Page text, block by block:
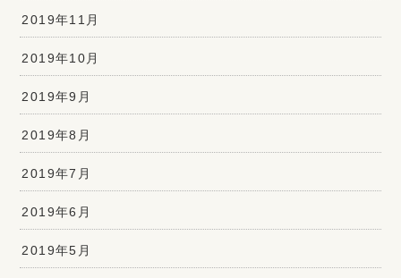
2019年11月
2019年10月
2019年9月
2019年8月
2019年7月
2019年6月
2019年5月